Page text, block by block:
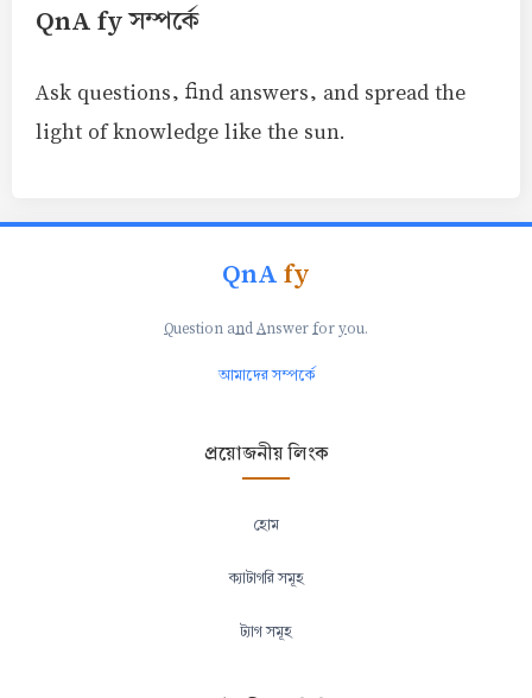
QnA fy সম্পর্কে
Ask questions, find answers, and spread the
light of knowledge like the sun.
QnAfy
Question andAnswer foryou.
আমাদের সম্পর্কে
প্রয়োজনীয় লিংক
হোম
ক্যাটাগরি সমূহ
ট্যাগ সমূহ